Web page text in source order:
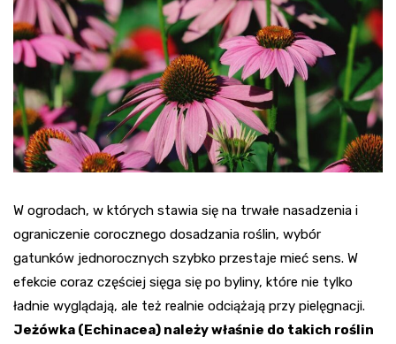
W ogrodach, w których stawia się na trwałe nasadzenia i
ograniczenie corocznego dosadzania roślin, wybór
gatunków jednorocznych szybko przestaje mieć sens. W
efekcie coraz częściej sięga się po byliny, które nie tylko
ładnie wyglądają, ale też realnie odciążają przy pielęgnacji.
Jeżówka (Echinacea) należy właśnie do takich roślin